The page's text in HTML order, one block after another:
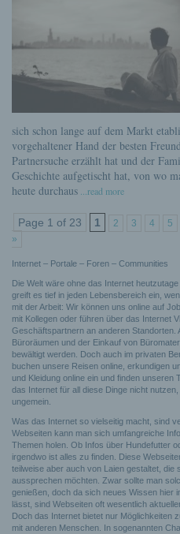
sich schon lange auf dem Markt
vorgehaltener Hand der besten
Partnersuche erzählt hat und der
Geschichte aufgetischt hat, von wo
heute durchaus ...read more
Page 1 of 23 1 2 3 4 5
»
Internet – Portale – Foren – Communities
Die Welt wäre ohne das Internet
greift es tief in jeden Lebensbereich ein,
mit der Arbeit: Wir können uns online auf
mit Kollegen oder führen über das Internet
Geschäftspartnern an anderen Standorten.
Büroräumen und der Einkauf von
bewältigt werden. Doch auch im privaten
buchen unsere Reisen online, erkundigen
und Kleidung online ein und finden
das Internet für all diese Dinge nicht
ungemein.
Was das Internet so vielseitig macht, sind
Webseiten kann man sich umfangreiche
Themen holen. Ob Infos über Hundefutter
irgendwo ist alles zu finden. Diese
teilweise aber auch von Laien gestaltet, die
aussprechen möchten. Zwar sollte man
genießen, doch da sich neues Wissen hier
lässt, sind Webseiten oft wesentlich
Doch das Internet bietet nur Möglichkeiten
mit anderen Menschen. In sogenannten